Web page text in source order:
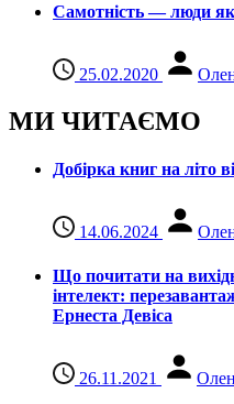
Самотність — люди
25.02.2020
МИ ЧИТАЄМО
Добірка книг на літо
14.06.2024
Що почитати на
інтелект:
Ернеста Девіса
26.11.2021